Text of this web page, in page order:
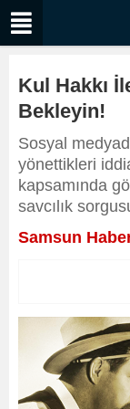
Kul Hakkı
Bekleyin!
Sosyal
yönettikleri
kapsamında
savcılık
Samsun